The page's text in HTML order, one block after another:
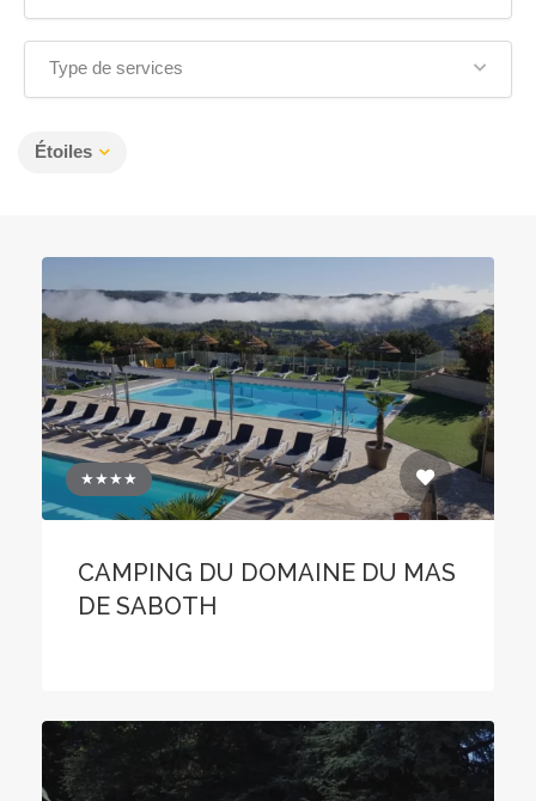
Type de services
Étoiles
★★★★
CAMPING DU DOMAINE DU MAS
DE SABOTH